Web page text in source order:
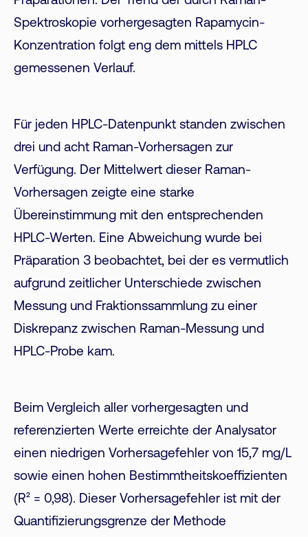
Spektroskopie vorhergesagten Rapamycin-
Konzentration folgt eng dem mittels HPLC
gemessenen Verlauf.
Für jeden HPLC-Datenpunkt standen zwischen
drei und acht Raman-Vorhersagen zur
Verfügung. Der Mittelwert dieser Raman-
Vorhersagen zeigte eine starke
Übereinstimmung mit den entsprechenden
HPLC-Werten. Eine Abweichung wurde bei
Präparation 3 beobachtet, bei der es vermutlich
aufgrund zeitlicher Unterschiede zwischen
Messung und Fraktionssammlung zu einer
Diskrepanz zwischen Raman-Messung und
HPLC-Probe kam.
Beim Vergleich aller vorhergesagten und
referenzierten Werte erreichte der Analysator
einen niedrigen Vorhersagefehler von 15,7 mg/L
sowie einen hohen Bestimmtheitskoeffizienten
(R² = 0,98). Dieser Vorhersagefehler ist mit der
Quantifizierungsgrenze der Methode